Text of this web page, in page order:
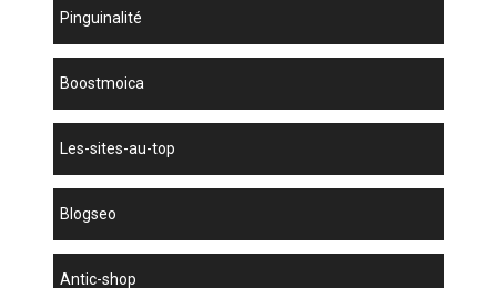
Pinguinalité
boostmoica
les-sites-au-top
blogseo
antic-shop